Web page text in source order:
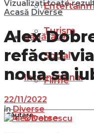
Turism
Social
Filme
Sănătate
Internațional
Diverse
Vizualizați toate
Acasă Diverse
Alex
refăcut
noua sa
22/11/2022
in Diverse